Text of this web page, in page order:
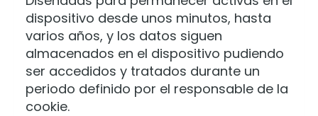
dispositivo desde unos minutos, hasta
varios años, y los datos siguen
almacenados en el dispositivo pudiendo
ser accedidos y tratados durante un
periodo definido por el responsable de la
cookie.